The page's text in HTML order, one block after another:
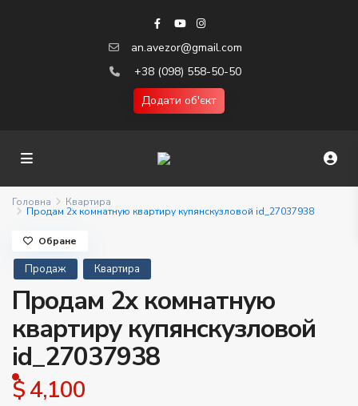
an.avezor@gmail.com
+38 (098) 558-50-50
Додати об'єкт
Головна Квартира
Продам 2х комнатную квартиру купянскузловой id_27037938
Продаж Квартира
Продам 2х комнатную
квартиру купянскузловой
id_27037938
$ 4,100
Обране